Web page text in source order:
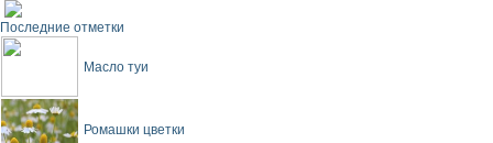
Последние отметки
Масло туи
Ромашки цветки